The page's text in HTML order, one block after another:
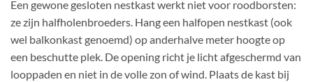
Een gewone gesloten nestkast werkt niet voor roodborsten:
ze zijn halfholenbroeders. Hang een halfopen nestkast (ook
wel balkonkast genoemd) op anderhalve meter hoogte op
een beschutte plek. De opening richt je licht afgeschermd van
looppaden en niet in de volle zon of wind. Plaats de kast bij